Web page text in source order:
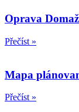
Oprava
Přečíst »
Mapa
Přečíst »